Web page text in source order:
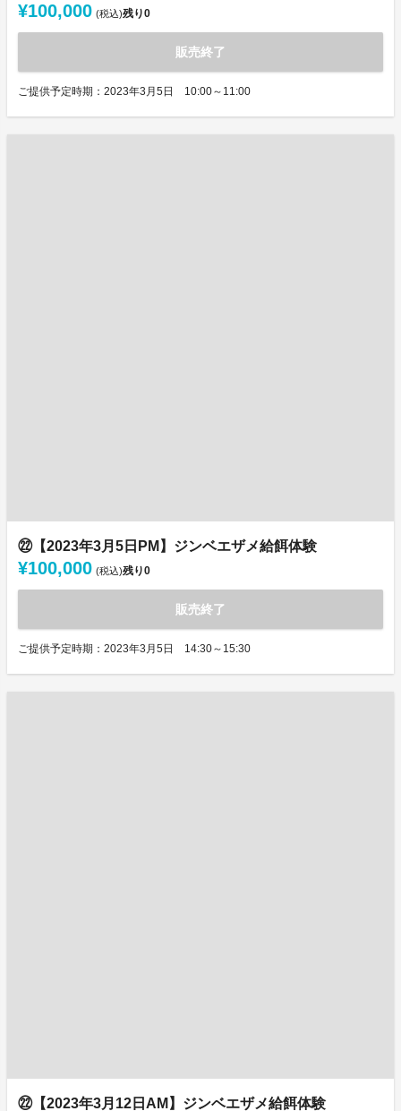
¥100,000 (税込)残り0
販売終了
ご提供予定時期：2023年3月5日 10:00～11:00
㉒【2023年3月5日PM】ジンベエザメ給餌体験
¥100,000 (税込)残り0
販売終了
ご提供予定時期：2023年3月5日 14:30～15:30
㉒【2023年3月12日AM】ジンベエザメ給餌体験